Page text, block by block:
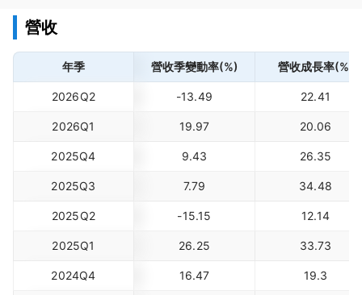
營收
年季 營收季變動率(%) 營收成長率(%)
2026Q2 -13.49 22.41
2026Q1 19.97 20.06
2025Q4 9.43 26.35
2025Q3 7.79 34.48
2025Q2 -15.15 12.14
2025Q1 26.25 33.73
2024Q4 16.47 19.3